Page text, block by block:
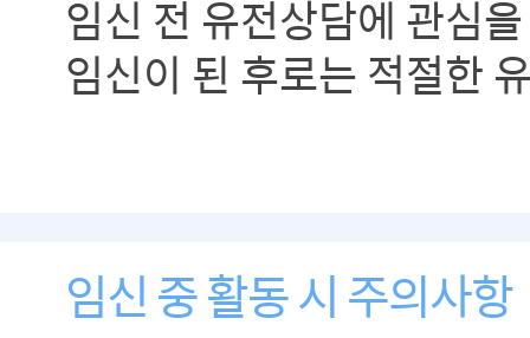
임신 전 유전상담에 관심
임신이 된 후로는 적절한
임신 중 활동 시 주의사항